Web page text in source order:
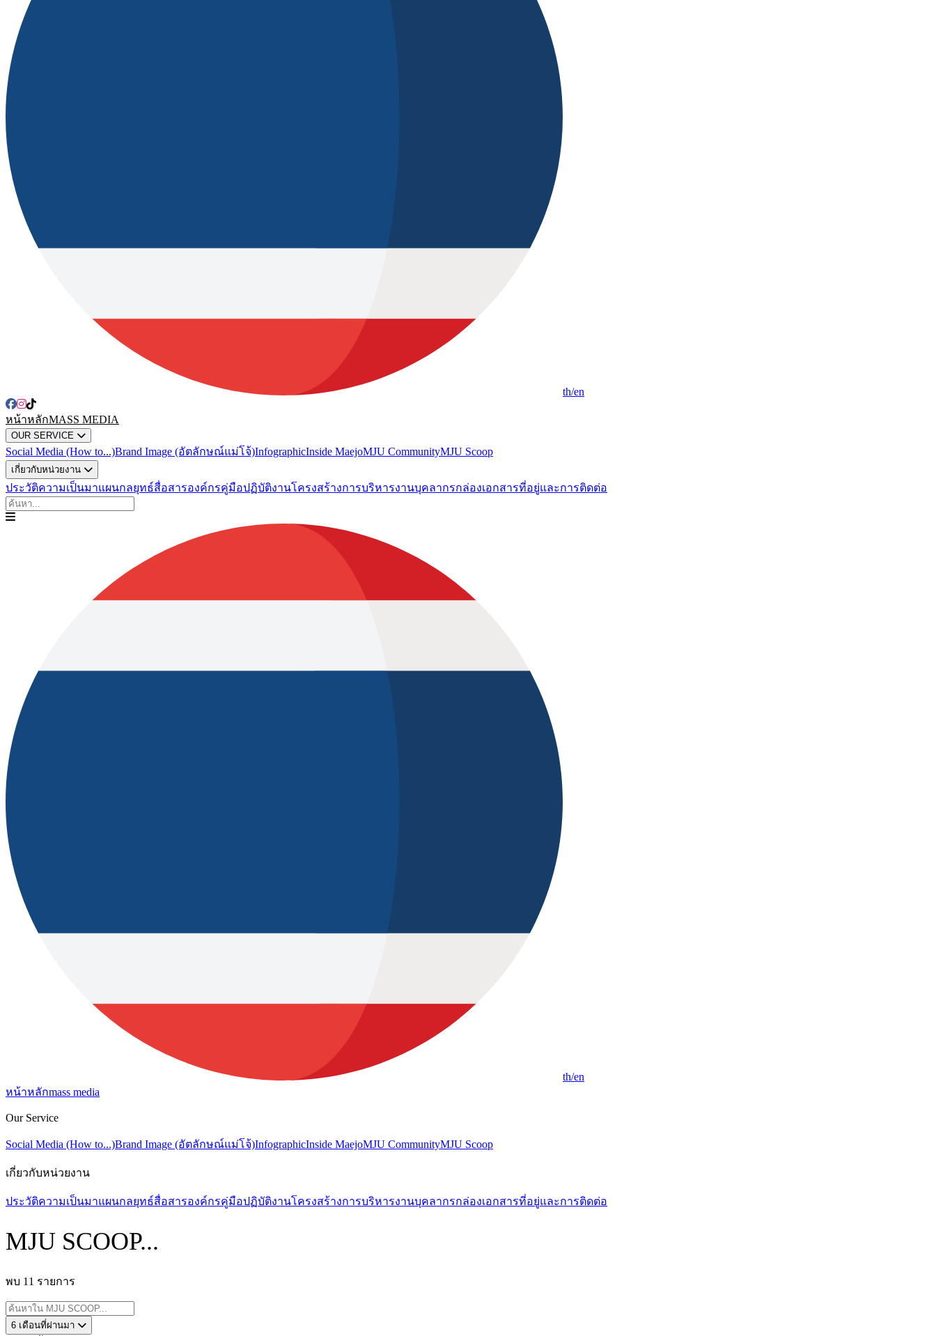
th/en
หน้าหลักMASS MEDIA
OUR SERVICE
Social Media (How to...)Brand Image (อัตลักษณ์แม่โจ้)InfographicInside MaejoMJU CommunityMJU Scoop
เกี่ยวกับหน่วยงาน
ประวัติความเป็นมาแผนกลยุทธ์สื่อสารองค์กรคู่มือปฏิบัติงานโครงสร้างการบริหารงานบุคลากรกล่องเอกสารที่อยู่และการติดต่อ
th/en
หน้าหลักmass media
Our Service
Social Media (How to...)Brand Image (อัตลักษณ์แม่โจ้)InfographicInside MaejoMJU CommunityMJU Scoop
เกี่ยวกับหน่วยงาน
ประวัติความเป็นมาแผนกลยุทธ์สื่อสารองค์กรคู่มือปฏิบัติงานโครงสร้างการบริหารงานบุคลากรกล่องเอกสารที่อยู่และการติดต่อ
MJU SCOOP...
พบ 11 รายการ
6 เดือนที่ผ่านมา